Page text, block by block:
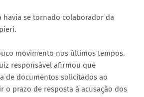
havia se tornado colaborador da
movimento nos últimos tempos.
responsável afirmou que
de documentos solicitados ao
o prazo de resposta à acusação dos